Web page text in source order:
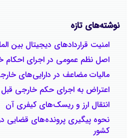
نوشته‌های تازه
امنیت قراردادهای دیجیتال بین
اصل نظم عمومی در اجرای احکام
مالیات مضاعف در دارایی‌های
اعتراض به اجرای حکم خارجی قبل
انتقال ارز و ریسک‌های کیفری آن
نحوه پیگیری پرونده‌های قضایی در
کشور